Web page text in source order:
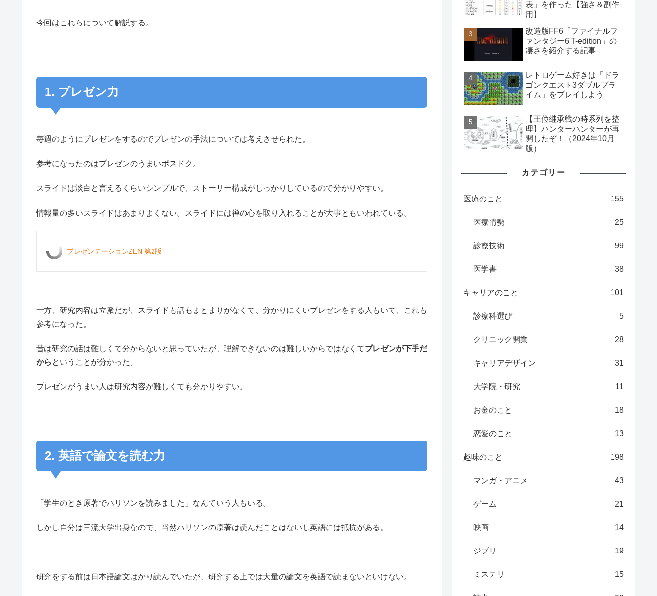
今回はこれらについて解説する。
1. プレゼン力
毎週のようにプレゼンをするのでプレゼンの手法については考えさせられた。
参考になったのはプレゼンのうまいポスドク。
スライドは淡白と言えるくらいシンプルで、ストーリー構成がしっかりしているので分かりやすい。
情報量の多いスライドはあまりよくない。スライドには禅の心を取り入れることが大事ともいわれている。
プレゼンテーションZEN 第2版
一方、研究内容は立派だが、スライドも話もまとまりがなくて、分かりにくいプレゼンをする人もいて、これも
参考になった。
昔は研究の話は難しくて分からないと思っていたが、理解できないのは難しいからではなくてプレゼンが下手だ
から ということが分かった。
プレゼンがうまい人は研究内容が難しくても分かりやすい。
2. 英語で論文を読む力
「学生のとき原著でハリソンを読みました」なんていう人もいる。
しかし自分は三流大学出身なので、当然ハリソンの原著は読んだことはないし英語には抵抗がある。
研究をする前は日本語論文ばかり読んでいたが、研究する上では大量の論文を英語で読まないといけない。
表」を作った【強さ＆副作
用】
改造版FF6「ファイナルフ
ァンタジー6 T-edition」の
凄さを紹介する記事
レトロゲーム好きは「ドラ
ゴンクエスト3ダブルプラ
イム」をプレイしよう
【王位継承戦の時系列を整
理】ハンターハンターが再
開したぞ！（2024年10月
版）
カテゴリー
医療のこと 155
医療情勢 25
診療技術 99
医学書 38
キャリアのこと 101
診療科選び 5
クリニック開業 28
キャリアデザイン 31
大学院・研究 11
お金のこと 18
恋愛のこと 13
趣味のこと 198
マンガ・アニメ 43
ゲーム 21
映画 14
ジブリ 19
ミステリー 15